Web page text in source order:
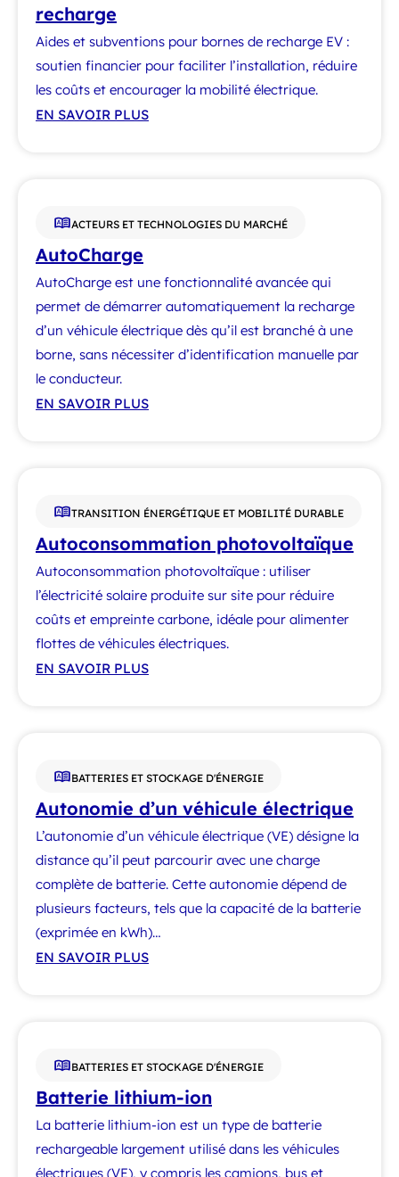
recharge
Aides et subventions pour bornes de recharge EV :
soutien financier pour faciliter l’installation, réduire
les coûts et encourager la mobilité électrique.
EN SAVOIR PLUS
ACTEURS ET TECHNOLOGIES DU MARCHÉ
AutoCharge
AutoCharge est une fonctionnalité avancée qui
permet de démarrer automatiquement la recharge
d’un véhicule électrique dès qu’il est branché à une
borne, sans nécessiter d’identification manuelle par
le conducteur.
EN SAVOIR PLUS
TRANSITION ÉNERGÉTIQUE ET MOBILITÉ DURABLE
Autoconsommation photovoltaïque
Autoconsommation photovoltaïque : utiliser
l’électricité solaire produite sur site pour réduire
coûts et empreinte carbone, idéale pour alimenter
flottes de véhicules électriques.
EN SAVOIR PLUS
BATTERIES ET STOCKAGE D'ÉNERGIE
Autonomie d’un véhicule électrique
L’autonomie d’un véhicule électrique (VE) désigne la
distance qu’il peut parcourir avec une charge
complète de batterie. Cette autonomie dépend de
plusieurs facteurs, tels que la capacité de la batterie
(exprimée en kWh)…
EN SAVOIR PLUS
BATTERIES ET STOCKAGE D'ÉNERGIE
Batterie lithium-ion
La batterie lithium-ion est un type de batterie
rechargeable largement utilisé dans les véhicules
électriques (VE), y compris les camions, bus et